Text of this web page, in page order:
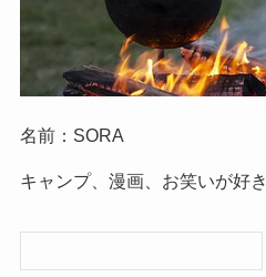
名前：SORA
キャンプ、漫画、お笑いが好き